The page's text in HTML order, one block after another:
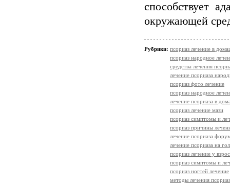
способствует
окружающей
Рубрики: псориаз лечение в
псориаз народное
средства лечения
лечение псориаза
псориаз фото лечение
псориаз народное
лечение псориаза в
псориаз лечение мази
псориаз симптомы и
псориаз причины
лечение псориаза
лечение псориаза на
псориаз лечение у
псориаз симптомы и
псориаз ногтей лечение
методы лечения